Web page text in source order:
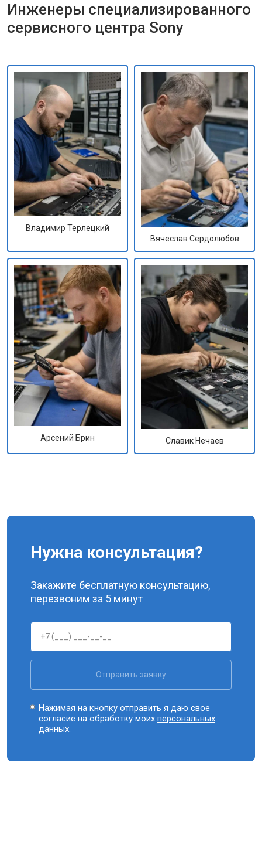
Инженеры специализированного
сервисного центра Sony
Владимир Терлецкий
Вячеслав Сердолюбов
Арсений Брин Славик Нечаев
Нужна консультация?
Закажите бесплатную консультацию,
перезвоним за 5 минут
Отправить заявку
Нажимая на кнопку отправить я даю свое
согласие на обработку моихперсональных
данных.